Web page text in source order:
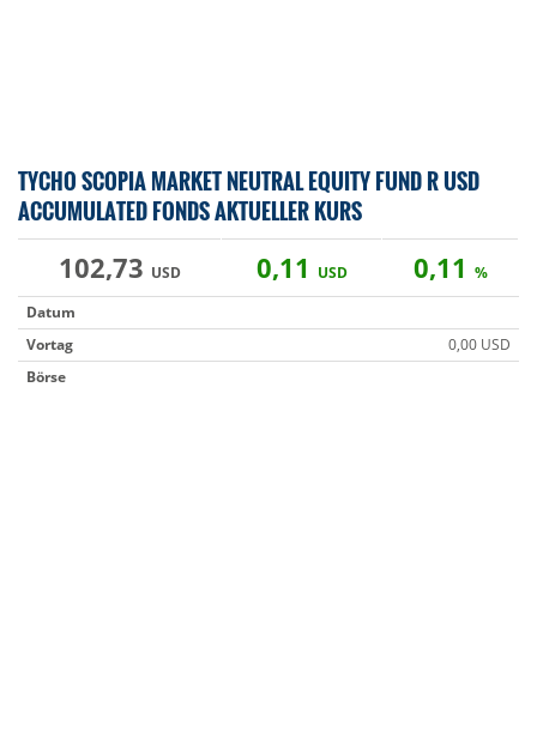
TYCHO SCOPIA MARKET NEUTRAL EQUITY FUND R USD
ACCUMULATED FONDS AKTUELLER KURS
102,73 USD 0,11 USD 0,11 %
Datum
Vortag
0,00 USD
Börse